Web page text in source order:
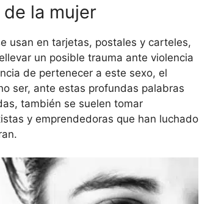
la mujer
usan en tarjetas, postales y carteles,
un posible trauma ante violencia
de pertenecer a este sexo, el
ser, ante estas profundas palabras
también se suelen tomar
y emprendedoras que han luchado